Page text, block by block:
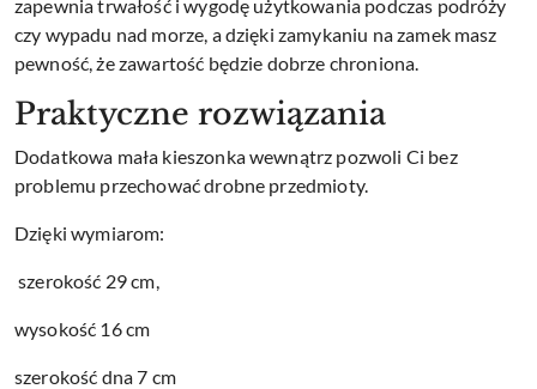
zapewnia trwałość i wygodę użytkowania podczas podróży
czy wypadu nad morze, a dzięki zamykaniu na zamek masz
pewność, że zawartość będzie dobrze chroniona.
Praktyczne rozwiązania
Dodatkowa mała kieszonka wewnątrz pozwoli Ci bez
problemu przechować drobne przedmioty.
Dzięki wymiarom:
szerokość 29 cm,
wysokość 16 cm
szerokość dna 7 cm